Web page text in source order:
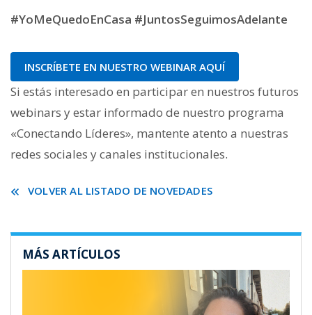
#YoMeQuedoEnCasa #JuntosSeguimosAdelante
INSCRÍBETE EN NUESTRO WEBINAR AQUÍ
Si estás interesado en participar en nuestros futuros
webinars y estar informado de nuestro programa
«Conectando Líderes», mantente atento a nuestras
redes sociales y canales institucionales.
VOLVER AL LISTADO DE NOVEDADES
MÁS ARTÍCULOS